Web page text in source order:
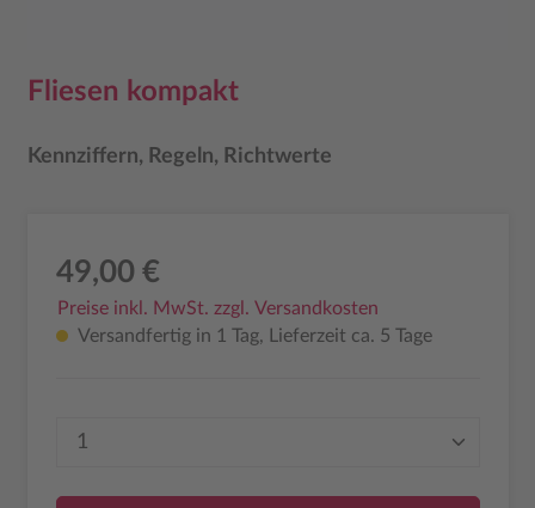
Fliesen kompakt
Kennziffern, Regeln, Richtwerte
49,00 €
Preise inkl. MwSt. zzgl. Versandkosten
Versandfertig in 1 Tag, Lieferzeit ca. 5 Tage
Produkt Anzahl: Gib den gewünschten